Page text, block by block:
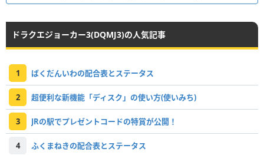
ドラクエジョーカー3(DQMJ3)の人気記事
1 ばくだんいわの配合表とステータス
2 超便利な新機能「ディスク」の使い方(使いみち)
3 JRの駅でプレゼントコードの特賞が公開！
4 ふくまねきの配合表とステータス